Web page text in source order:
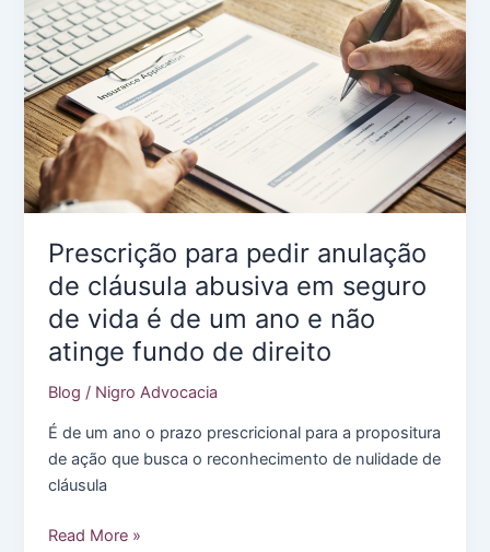
de
pandemia
Prescrição para pedir anulação
de cláusula abusiva em seguro
de vida é de um ano e não
atinge fundo de direito
Blog / Nigro Advocacia
É de um ano o prazo prescricional para a propositura
de ação que busca o reconhecimento de nulidade de
cláusula
Prescrição
Read More »